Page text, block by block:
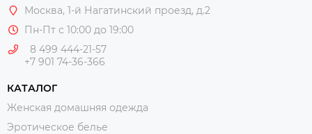
Москва, 1-й Нагатинский проезд, д.2
Пн-Пт с 10:00 до 19:00
8 499 444-21-57
+7 901 74-36-366
КАТАЛОГ
Женская домашняя одежда
Эротическое белье